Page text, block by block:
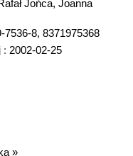
Jońca, Joanna
7536-8, 8371975368
: 2002-02-25
»